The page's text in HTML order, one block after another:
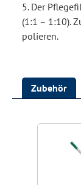
5. Der
(1:1 – 1:10).
polieren.
Zubehör